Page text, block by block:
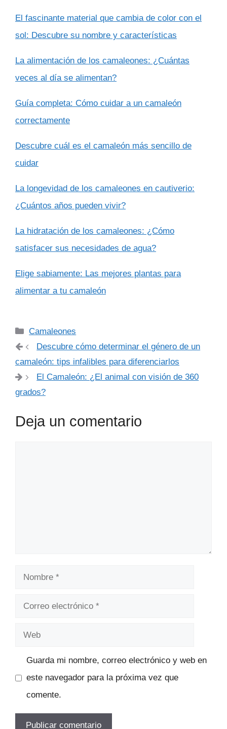
El fascinante material que cambia de color con el
sol: Descubre su nombre y características
La alimentación de los camaleones: ¿Cuántas
veces al día se alimentan?
Guía completa: Cómo cuidar a un camaleón
correctamente
Descubre cuál es el camaleón más sencillo de
cuidar
La longevidad de los camaleones en cautiverio:
¿Cuántos años pueden vivir?
La hidratación de los camaleones: ¿Cómo
satisfacer sus necesidades de agua?
Elige sabiamente: Las mejores plantas para
alimentar a tu camaleón
Categorías
Camaleones
Descubre cómo determinar el género de un
camaleón: tips infalibles para diferenciarlos
El Camaleón: ¿El animal con visión de 360
grados?
Deja un comentario
Nombre
Correo
Web
Guarda mi nombre, correo electrónico y web en
este navegador para la próxima vez que
comente.